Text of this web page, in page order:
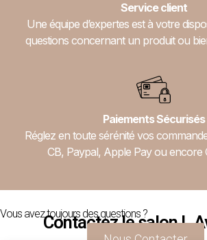
Service client
Une équipe d’expertes est à votre
questions concernant un produit ou
Paiements Sécurisés
Réglez en toute sérénité vos
CB, Paypal, Apple Pay ou encore
Vous avez toujours des questions ?
Contactez le salon